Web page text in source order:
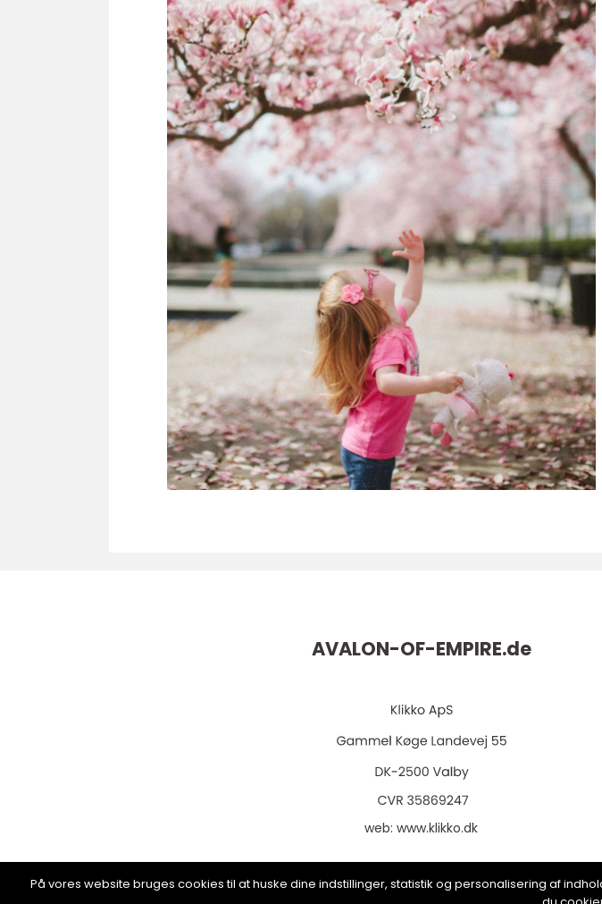
AVALON-OF-EMPIRE.de
web:www.klikko.dk
På vores website bruges cookies til at huske dine indstillinger, statistik og personalisering af